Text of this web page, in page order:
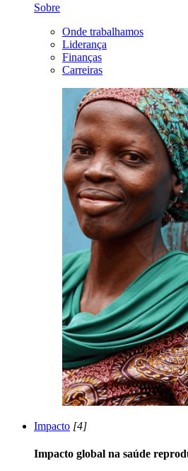
Sobre
Onde trabalhamos
Liderança
Finanças
Carreiras
Impacto [4]
Impacto global na saúde